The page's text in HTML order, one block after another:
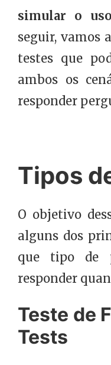
simular o
seguir, vamos
testes que
ambos os
responder
Tipos
O objetivo
alguns dos
que tipo de
responder
Teste de
Tests